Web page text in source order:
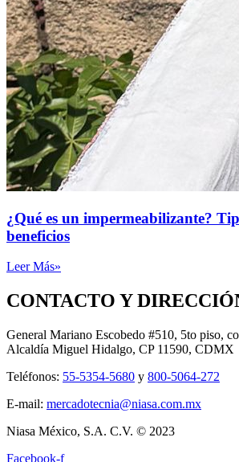
¿Qué es un impermeabilizante?
beneficios
Leer Más»
CONTACTO Y
General Mariano Escobedo #510, 5to piso,
Alcaldía Miguel Hidalgo, CP 11590, CDMX
Teléfonos: 55-5354-5680 y 800-5064-272
E-mail: mercadotecnia@niasa.com.mx
Niasa México, S.A. C.V. © 2023
Facebook-f